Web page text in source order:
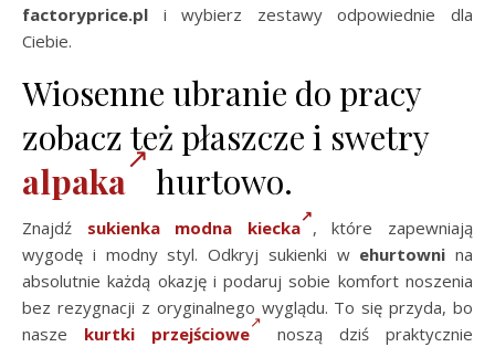
factoryprice.pl i wybierz zestawy odpowiednie dla
Ciebie.
Wiosenne ubranie do pracy
zobacz też płaszcze i swetry
alpaka
hurtowo.
Znajdź sukienka modna kiecka
, które zapewniają
wygodę i modny styl. Odkryj sukienki w ehurtowni na
absolutnie każdą okazję i podaruj sobie komfort noszenia
bez rezygnacji z oryginalnego wyglądu. To się przyda, bo
nasze kurtki przejściowe
noszą dziś praktycznie